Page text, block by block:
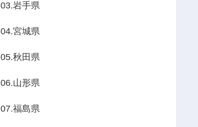
03.岩手県
04.宮城県
05.秋田県
06.山形県
07.福島県